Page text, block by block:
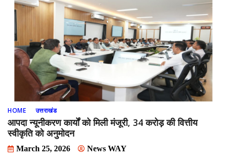
HOME उत्तराखंड
आपदा न्यूनीकरण कार्यों को मिली मंजूरी, 34 करोड़ की वित्तीय
स्वीकृति को अनुमोदन
March 25, 2026 News WAY